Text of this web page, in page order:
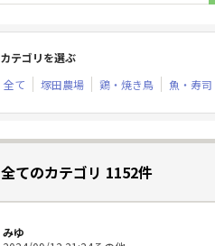
カテゴリを選ぶ
全て
塚田農場 鶏・焼き鳥 魚・寿司
全てのカテゴリ 1152件
みゆ